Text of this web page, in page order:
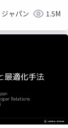
ャパン 1.5M